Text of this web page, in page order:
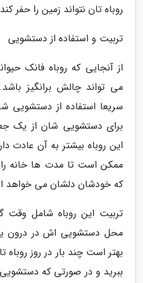
روباه تان نتواند زمین را حفر
تربیت و استفاده از دستشویی
از آنجایی که روباه فانک
می تواند چالش برانگیز
سریعا استفاده از دستشویی
برای دستشویی شان از یک
این روباه بیشتر به آن عادت
ممکن است تا مدت ها خانه
که خودشان دلشان می خواهد
تربیت این روباه شامل وقت
محل دستشویی اش در درون
بهتر است چند بار در روز
ببرید و در صورتی که